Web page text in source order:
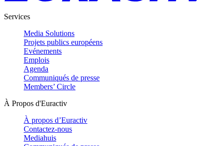
Services
Media Solutions
Projets publics européens
Evénements
Emplois
Agenda
Communiqués de presse
Members’ Circle
À Propos d'Euractiv
À propos d’Euractiv
Contactez-nous
Mediahuis